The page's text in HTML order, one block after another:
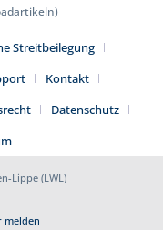
Streitbeilegung
Kontakt
Datenschutz
Lippe (LWL)
melden